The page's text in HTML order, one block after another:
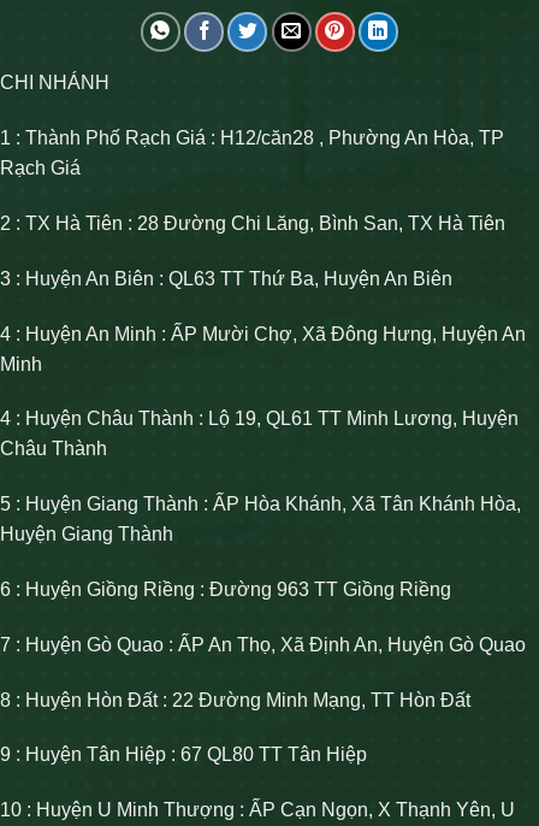
CHI NHÁNH
1 : Thành Phố Rạch Giá : H12/căn28 , Phường An Hòa, TP
Rạch Giá
2 : TX Hà Tiên : 28 Đường Chi Lăng, Bình San, TX Hà Tiên
3 : Huyện An Biên : QL63 TT Thứ Ba, Huyện An Biên
4 : Huyện An Minh : ẤP Mười Chợ, Xã Đông Hưng, Huyện An
Minh
4 : Huyện Châu Thành : Lộ 19, QL61 TT Minh Lương, Huyện
Châu Thành
5 : Huyện Giang Thành : ẤP Hòa Khánh, Xã Tân Khánh Hòa,
Huyện Giang Thành
6 : Huyện Giồng Riềng : Đường 963 TT Giồng Riềng
7 : Huyện Gò Quao : ẤP An Thọ, Xã Định An, Huyện Gò Quao
8 : Huyện Hòn Đất : 22 Đường Minh Mạng, TT Hòn Đất
9 : Huyện Tân Hiệp : 67 QL80 TT Tân Hiệp
10 : Huyện U Minh Thượng : ẤP Cạn Ngọn, X Thạnh Yên, U